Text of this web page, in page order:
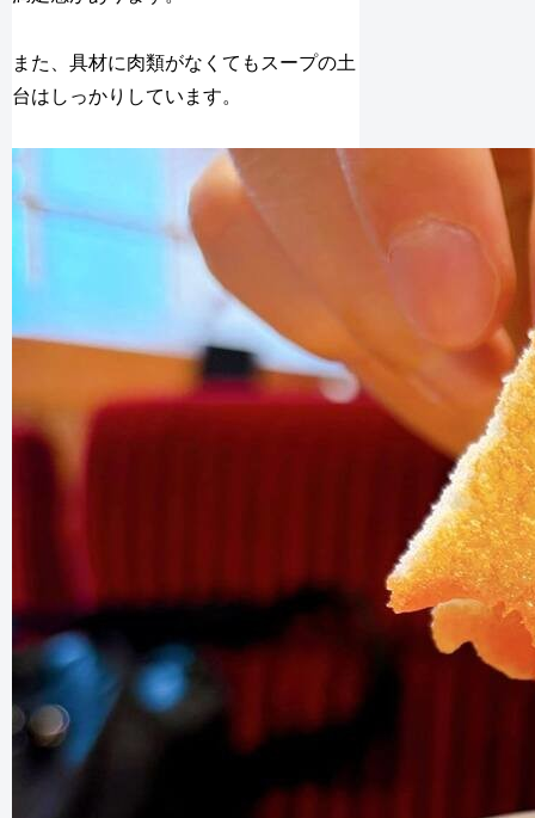
また、具材に肉類がなくてもスープの土
台はしっかりしています。